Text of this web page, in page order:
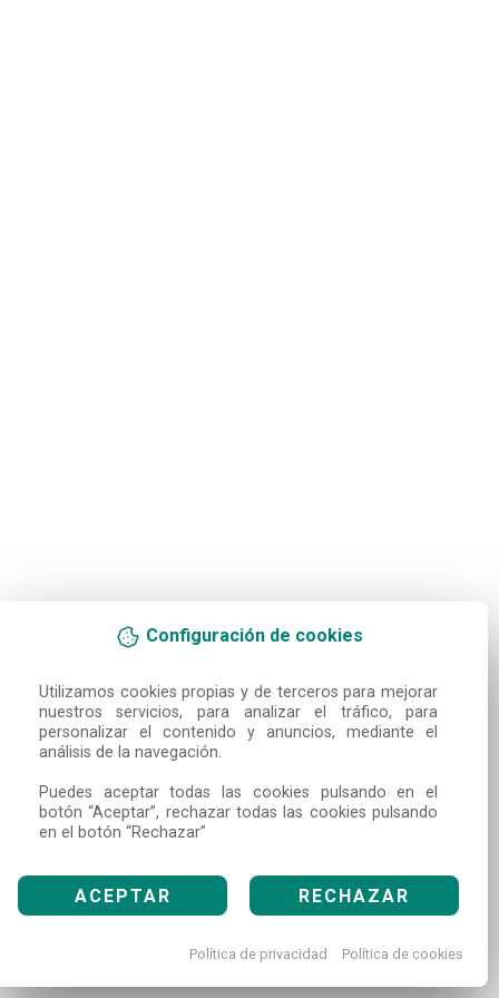
Configuración de cookies
Utilizamos cookies propias y de terceros para mejorar
nuestros servicios, para analizar el tráfico, para
personalizar el contenido y anuncios, mediante el
análisis de la navegación.
Puedes aceptar todas las cookies pulsando en el
botón “Aceptar”, rechazar todas las cookies pulsando
en el botón “Rechazar”
ACEPTAR RECHAZAR
Política de privacidad Política de cookies